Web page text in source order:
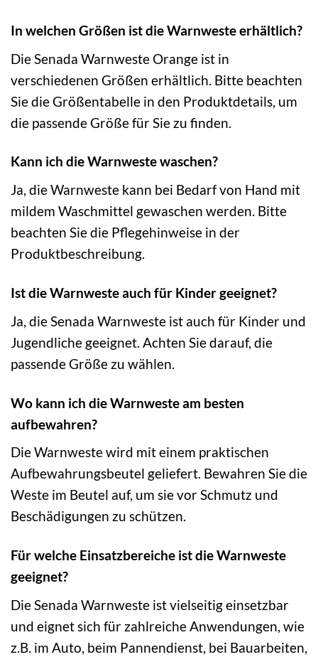
In welchen Größen ist die Warnweste erhältlich?
Die Senada Warnweste Orange ist in
verschiedenen Größen erhältlich. Bitte beachten
Sie die Größentabelle in den Produktdetails, um
die passende Größe für Sie zu finden.
Kann ich die Warnweste waschen?
Ja, die Warnweste kann bei Bedarf von Hand mit
mildem Waschmittel gewaschen werden. Bitte
beachten Sie die Pflegehinweise in der
Produktbeschreibung.
Ist die Warnweste auch für Kinder geeignet?
Ja, die Senada Warnweste ist auch für Kinder und
Jugendliche geeignet. Achten Sie darauf, die
passende Größe zu wählen.
Wo kann ich die Warnweste am besten
aufbewahren?
Die Warnweste wird mit einem praktischen
Aufbewahrungsbeutel geliefert. Bewahren Sie die
Weste im Beutel auf, um sie vor Schmutz und
Beschädigungen zu schützen.
Für welche Einsatzbereiche ist die Warnweste
geeignet?
Die Senada Warnweste ist vielseitig einsetzbar
und eignet sich für zahlreiche Anwendungen, wie
z.B. im Auto, beim Pannendienst, bei Bauarbeiten,